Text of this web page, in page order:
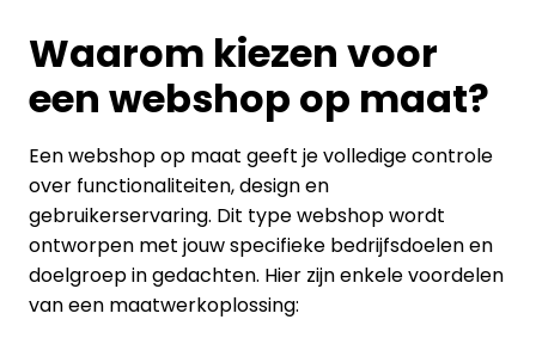
Waarom kiezen voor
een webshop op maat?
Een webshop op maat geeft je volledige controle
over functionaliteiten, design en
gebruikerservaring. Dit type webshop wordt
ontworpen met jouw specifieke bedrijfsdoelen en
doelgroep in gedachten. Hier zijn enkele voordelen
van een maatwerkoplossing: